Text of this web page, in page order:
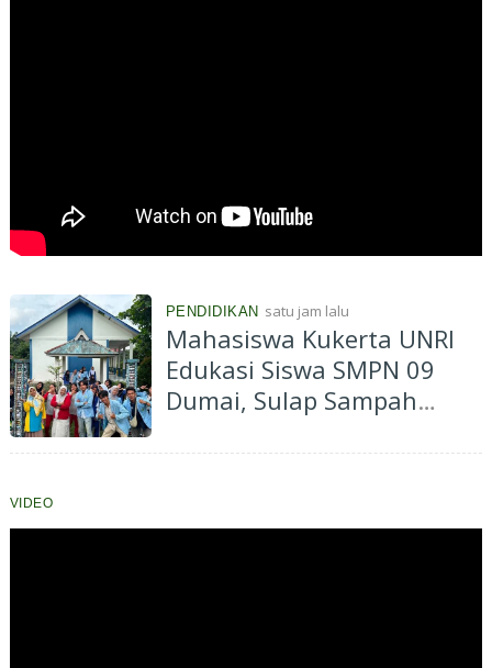
PENDIDIKAN satu jam lalu
Mahasiswa Kukerta UNRI
Edukasi Siswa SMPN 09
Dumai, Sulap Sampah
VIDEO